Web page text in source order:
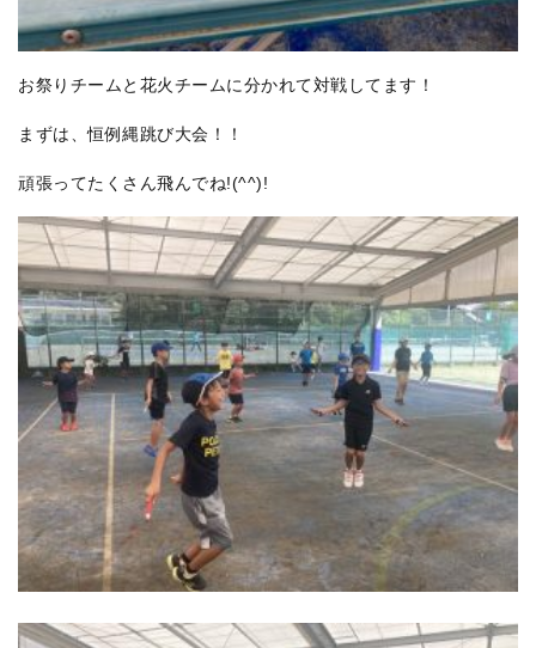
お祭りチームと花火チームに分かれて対戦してます！
まずは、恒例縄跳び大会！！
頑張ってたくさん飛んでね!(^^)!